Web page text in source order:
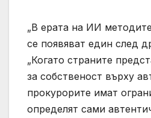
„В ерата на ИИ
се появяват един след
„Когато страните
за собственост върху
прокурорите имат
определят сами